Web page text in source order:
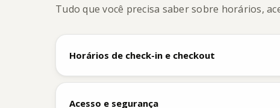
Tudo que você precisa saber sobre horários,
Horários de check-in e checkout
Acesso e segurança